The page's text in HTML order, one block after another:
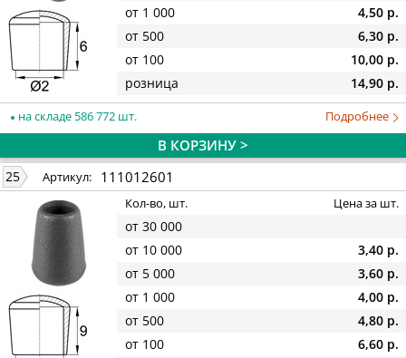
от 1 000
4,50 р.
от 500
6,30 р.
от 100
10,00 р.
розница
14,90 р.
на складе 586 772 шт. Подробнее
В КОРЗИНУ >
25 Артикул: 111012601
Кол-во, шт. Цена за шт.
от 30 000
от 10 000
3,40 р.
от 5 000
3,60 р.
от 1 000
4,00 р.
от 500
4,80 р.
от 100
6,60 р.